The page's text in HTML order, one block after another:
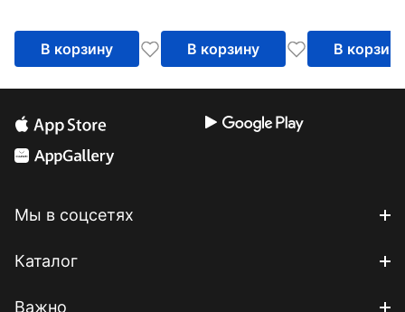
В корзину В корзину В корзину
Мы в соцсетях
Каталог
Важно